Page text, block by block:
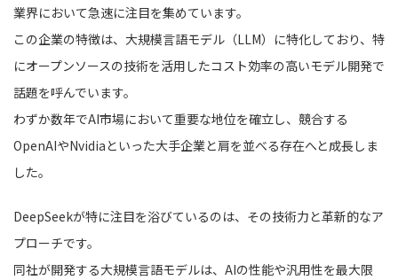
業界において急速に注目を集めています。
この企業の特徴は、大規模言語モデル（LLM）に特化しており、特
にオープンソースの技術を活用したコスト効率の高いモデル開発で
話題を呼んでいます。
わずか数年でAI市場において重要な地位を確立し、競合する
OpenAIやNvidiaといった大手企業と肩を並べる存在へと成長しま
した。
DeepSeekが特に注目を浴びているのは、その技術力と革新的なア
プローチです。
同社が開発する大規模言語モデルは、AIの性能や汎用性を最大限